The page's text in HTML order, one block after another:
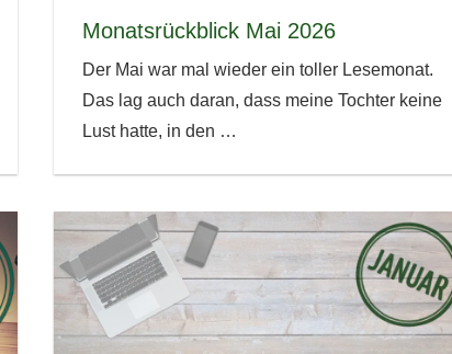
Monatsrückblick Mai 2026
Der Mai war mal wieder ein toller Lesemonat.
Das lag auch daran, dass meine Tochter keine
Lust hatte, in den …